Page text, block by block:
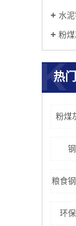
水
粉
热
K
粉煤
粮食
环